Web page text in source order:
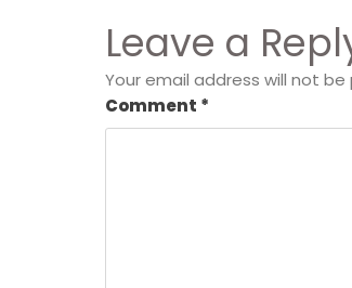
Leave a
Your email address will not be
Comment *